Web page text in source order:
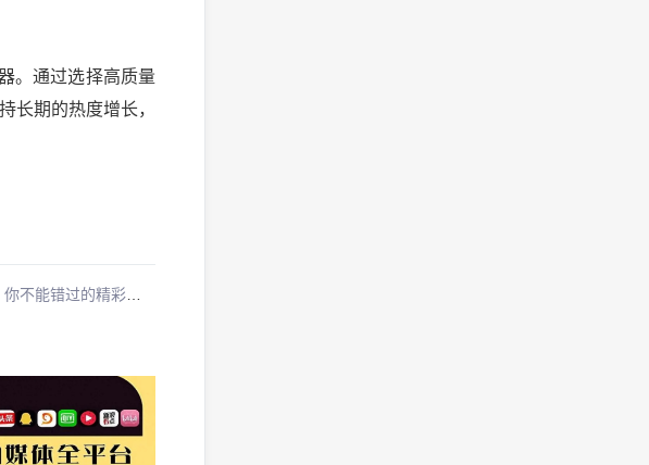
。通过选择高质量
长期的热度增长，
# 下一篇：哔哩哔哩点赞过的内容，你不能错过的精彩瞬间